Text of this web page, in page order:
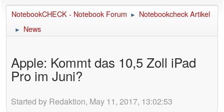
Forum
Impressum
NotebookCHECK - Notebook Forum ► Notebookcheck Artikel
► News
Apple: Kommt das 10,5 Zoll iPad
Pro im Juni?
Started by Redaktion, May 11, 2017, 13:02:53